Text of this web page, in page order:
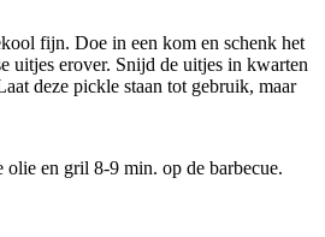
fijn. Doe in een kom en schenk het
uitjes erover. Snijd de uitjes in kwarten
deze pickle staan tot gebruik, maar
olie en gril 8-9 min. op de barbecue.